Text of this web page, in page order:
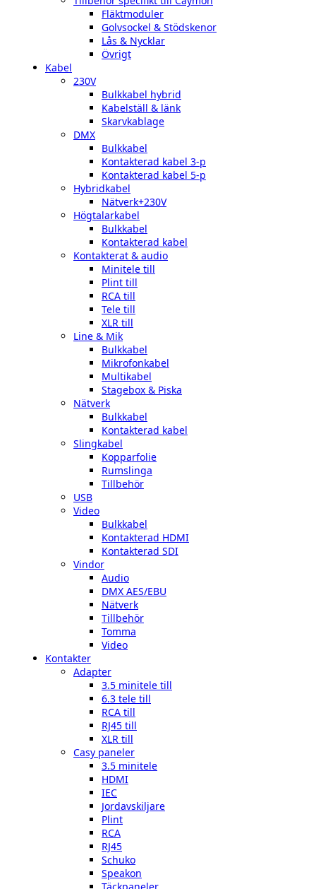
Fläktmoduler
Golvsockel & Stödskenor
Lås & Nycklar
Övrigt
Kabel
230V
Bulkkabel hybrid
Kabelställ & länk
Skarvkablage
DMX
Bulkkabel
Kontakterad kabel 3-p
Kontakterad kabel 5-p
Hybridkabel
Nätverk+230V
Högtalarkabel
Bulkkabel
Kontakterad kabel
Kontakterat & audio
Minitele till
Plint till
RCA till
Tele till
XLR till
Line & Mik
Bulkkabel
Mikrofonkabel
Multikabel
Stagebox & Piska
Nätverk
Bulkkabel
Kontakterad kabel
Slingkabel
Kopparfolie
Rumslinga
Tillbehör
USB
Video
Bulkkabel
Kontakterad HDMI
Kontakterad SDI
Vindor
Audio
DMX AES/EBU
Nätverk
Tillbehör
Tomma
Video
Kontakter
Adapter
3.5 minitele till
6.3 tele till
RCA till
RJ45 till
XLR till
Casy paneler
3.5 minitele
HDMI
IEC
Jordavskiljare
Plint
RCA
RJ45
Schuko
Speakon